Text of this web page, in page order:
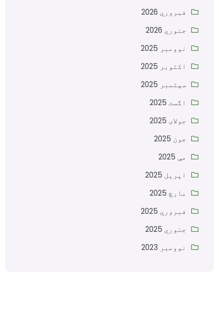
فبروري 2026
جنوري 2026
نوومبر 2025
اکتوبر 2025
سپتمبر 2025
اگست 2025
جولای 2025
جون 2025
مې 2025
اپریل 2025
مارچ 2025
فبروري 2025
جنوري 2025
نوومبر 2023